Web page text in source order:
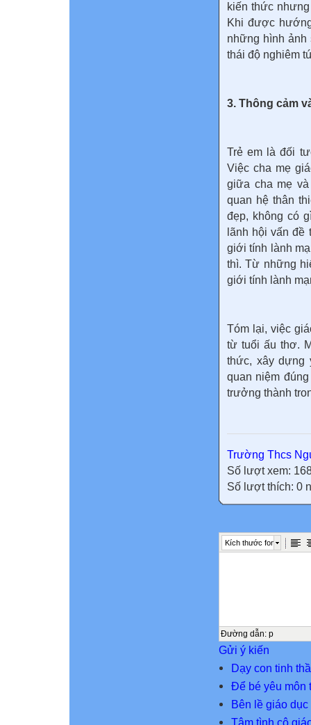
kiến thức
Khi được
những hình ảnh
thái độ nghiêm
3. Thông cảm
Trẻ em là đối
Việc cha mẹ
giữa cha mẹ
quan hệ thân
đẹp, không có
lãnh hội vấn đề
giới tính lành
thì. Từ những
giới tính lành
Tóm lại, việc
từ tuổi ấu thơ.
thức, xây dựng
quan niệm
trưởng thành
Trường Thcs
Số lượt xem:
Số lượt thích: 0
Kích thước font
Đường dẫn: p
Gửi ý kiến
Dạy con tinh
Để bé yêu môn
Bên lề giáo dục
Tâm tình cô